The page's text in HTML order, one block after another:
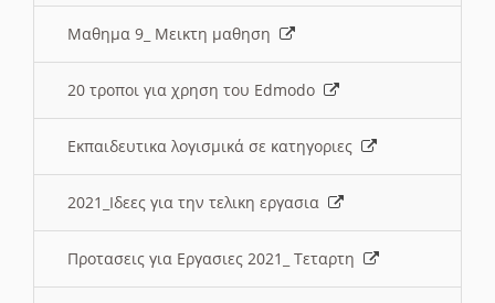
Μαθημα 9_ Μεικτη μαθηση
20 τροποι για χρηση του Edmodo
Εκπαιδευτικα λογισμικά σε κατηγοριες
2021_Ιδεες για την τελικη εργασια
Προτασεις για Εργασιες 2021_ Τεταρτη